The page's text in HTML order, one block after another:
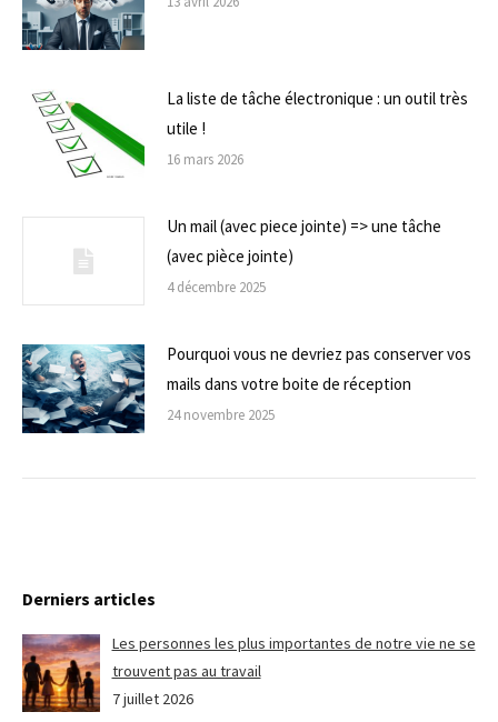
La liste de tâche électronique : un outil très
utile !
16 mars 2026
Un mail (avec piece jointe) => une tâche
(avec pièce jointe)
4 décembre 2025
Pourquoi vous ne devriez pas conserver vos
mails dans votre boite de réception
24 novembre 2025
Derniers articles
Les personnes les plus importantes de notre vie ne se
trouvent pas au travail
7 juillet 2026